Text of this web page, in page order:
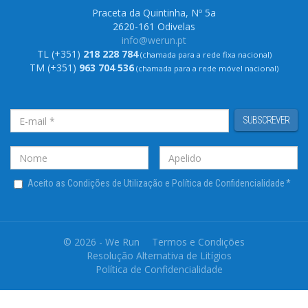
Praceta da Quintinha, Nº 5a
2620-161 Odivelas
info@werun.pt
TL (+351) 218 228 784(chamada para a rede fixa nacional)
TM (+351) 963 704 536 (chamada para a rede móvel nacional)
SUBSCREVER
Aceito as Condições de Utilização e Política de Confidencialidade*
© 2026 - We Run
Termos e Condições
Resolução Alternativa de Litígios
Política de Confidencialidade